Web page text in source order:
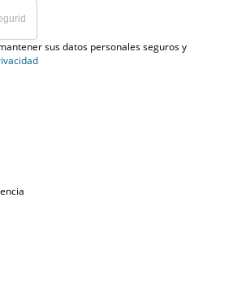
sus datos personales seguros y